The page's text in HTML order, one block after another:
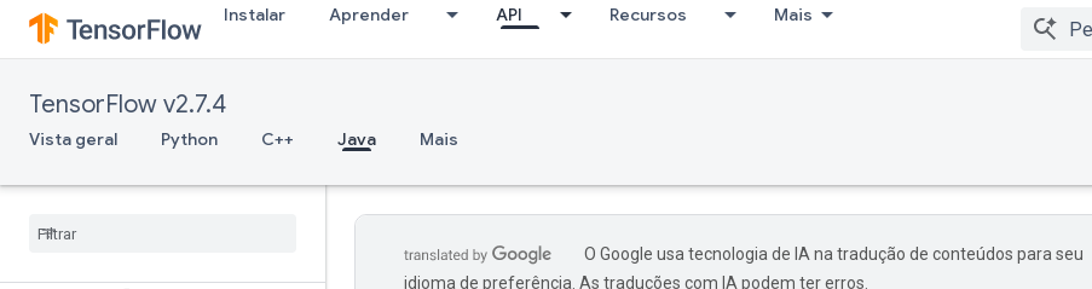
Instalar Aprender API Recursos Mais
TensorFlow v2.7.4
Vista geral Python C++ Java Mais
TensorFlow for Java
org.
O Google usa tecnologia de IA na tradução de conteúdos para seu
idioma de preferência. As traduções com IA podem ter erros.